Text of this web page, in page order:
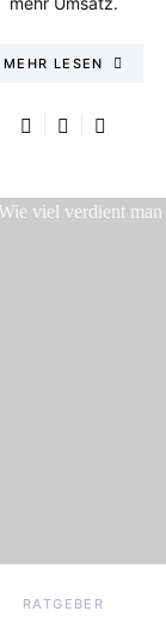
MEHR LESEN
RATGEBER